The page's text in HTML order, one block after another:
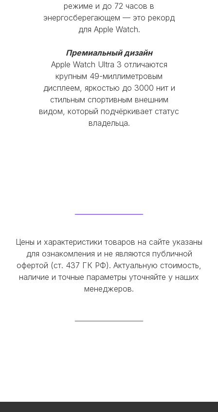
режиме и до 72 часов в
энергосберегающем — это рекорд
для Apple Watch.
Премиальный дизайн
Apple Watch Ultra 3 отличаются
крупным 49-миллиметровым
дисплеем, яркостью до 3000 нит и
стильным спортивным внешним
видом, который подчёркивает статус
владельца.
Цены и характеристики товаров на сайте указаны
для ознакомления и не являются публичной
офертой (ст. 437 ГК РФ). Актуальную стоимость,
наличие и точные параметры уточняйте у наших
менеджеров.
Политика конфиденциальности
© 2016 Mobi-Geek. Все права защищены